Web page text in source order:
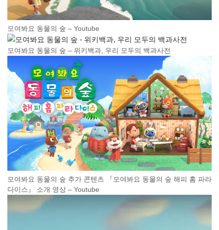
모여봐요 동물의 숲 – Youtube
모여봐요 동물의 숲 – 위키백과, 우리 모두의 백과사전
모여봐요 동물의 숲 추가 콘텐츠 『모여봐요 동물의 숲 해피 홈 파라
다이스』 소개 영상 – Youtube